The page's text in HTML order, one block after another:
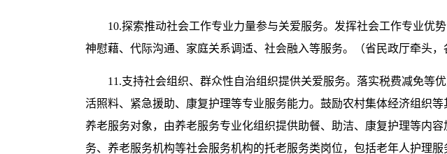
10.探索推动社会工作专业力量参与关爱服务。发挥社会工作专业优
神慰藉、代际沟通、家庭关系调适、社会融入等服务。（省民政厅牵头，
11.支持社会组织、群众性自治组织提供关爱服务。落实税费减免等
活照料、紧急援助、康复护理等专业服务能力。鼓励农村集体经济组织
养老服务对象，由养老服务专业化组织提供助餐、助洁、康复护理等内
务、养老服务机构等社会服务机构的托老服务类岗位，包括老年人护理